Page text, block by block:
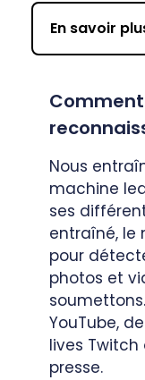
En savoir
Nous
machine
ses
entraîné, le
pour
photos et
YouTube,
lives
presse.